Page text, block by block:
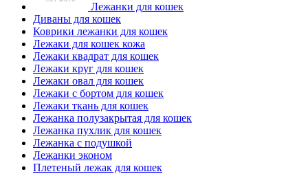
Лежанки для кошек
Диваны для кошек
Коврики лежанки для кошек
Лежаки для кошек кожа
Лежаки квадрат для кошек
Лежаки круг для кошек
Лежаки овал для кошек
Лежаки с бортом для кошек
Лежаки ткань для кошек
Лежанка полузакрытая для кошек
Лежанка пухлик для кошек
Лежанка с подушкой
Лежанки эконом
Плетеный лежак для кошек